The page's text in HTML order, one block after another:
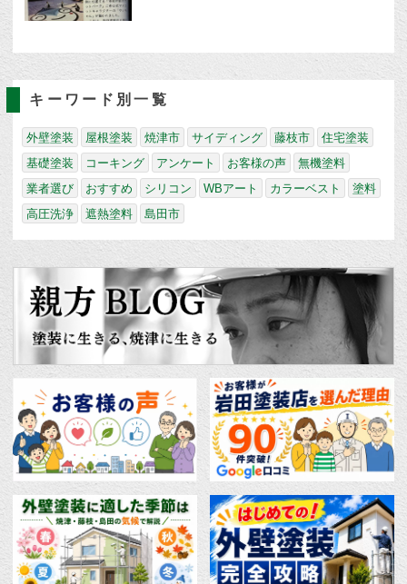
キーワード別一覧
外壁塗装 屋根塗装 焼津市 サイディング 藤枝市
住宅塗装
基礎塗装
コーキング アンケート お客様の声
無機塗料
業者選び
おすすめ シリコン WBアート カラーベスト
塗料
高圧洗浄
遮熱塗料 島田市